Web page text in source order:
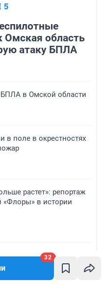
32
5
Омская область
атаку БПЛА
БПЛА в Омской области
поле в окрестностях
растет»: репортаж
«Флоры» в истории
конец? В стране
ЕГЭ — почему